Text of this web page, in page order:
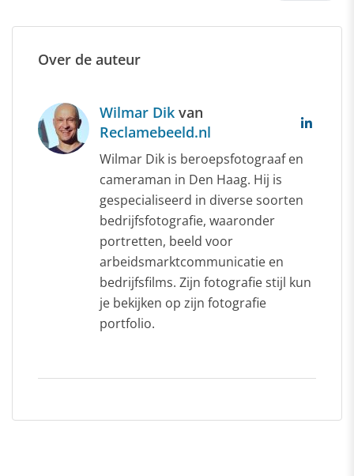
Over de auteur
Wilmar Dik van
Reclamebeeld.nl
Wilmar Dik is beroepsfotograaf en
cameraman in Den Haag. Hij is
gespecialiseerd in diverse soorten
bedrijfsfotografie, waaronder
portretten, beeld voor
arbeidsmarktcommunicatie en
bedrijfsfilms. Zijn fotografie stijl kun
je bekijken op zijn fotografie
portfolio.